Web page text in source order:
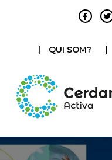
|
QUI SOM? |